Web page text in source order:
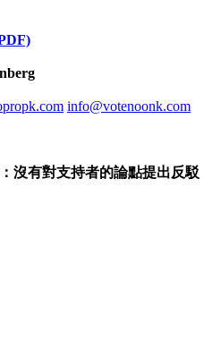
info@votenoonk.com
沒有對支持者的論點提出反駁